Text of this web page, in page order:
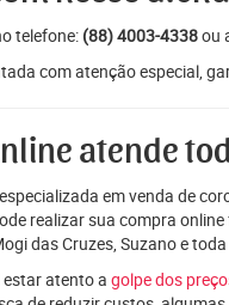
telefone: (88) 4003-4338ou
com atenção especial,
atende
em venda de
realizar sua compra
das Cruzes, Suzano e
atento a golpe dos